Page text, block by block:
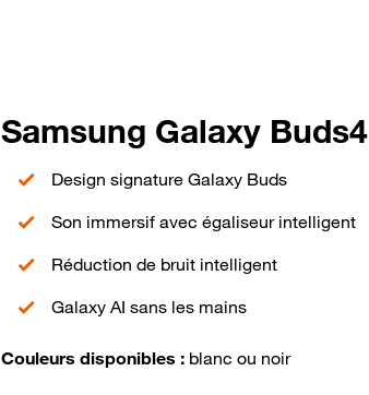
Samsung Galaxy Buds4
Design signature Galaxy Buds
Son immersif avec égaliseur intelligent
Réduction de bruit intelligent
Galaxy AI sans les mains
Couleurs disponibles : blanc ou noir